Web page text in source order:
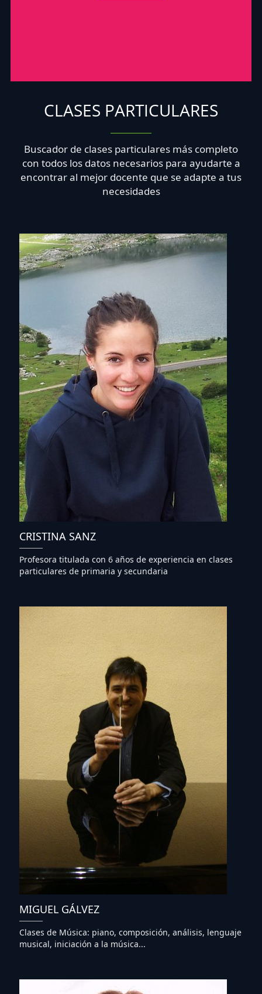
CLASES PARTICULARES
Buscador de clases particulares más completo
con todos los datos necesarios para ayudarte a
encontrar al mejor docente que se adapte a tus
necesidades
CRISTINA SANZ
Profesora titulada con 6 años de experiencia en clases
particulares de primaria y secundaria
MIGUEL GÁLVEZ
Clases de Música: piano, composición, análisis, lenguaje
musical, iniciación a la música...